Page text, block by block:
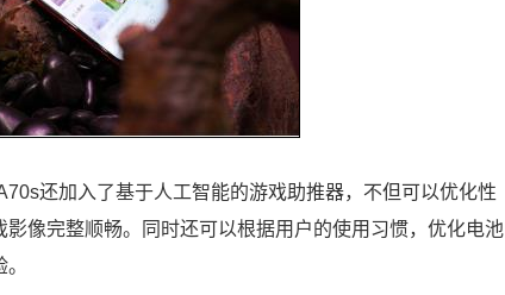
还加入了基于人工智能的游戏助推器，不但可以优化性
像完整顺畅。同时还可以根据用户的使用习惯，优化电池